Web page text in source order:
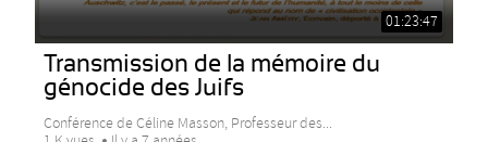
01:23:47
Transmission de la mémoire du
génocide des Juifs
Conférence de Céline Masson, Professeur des...